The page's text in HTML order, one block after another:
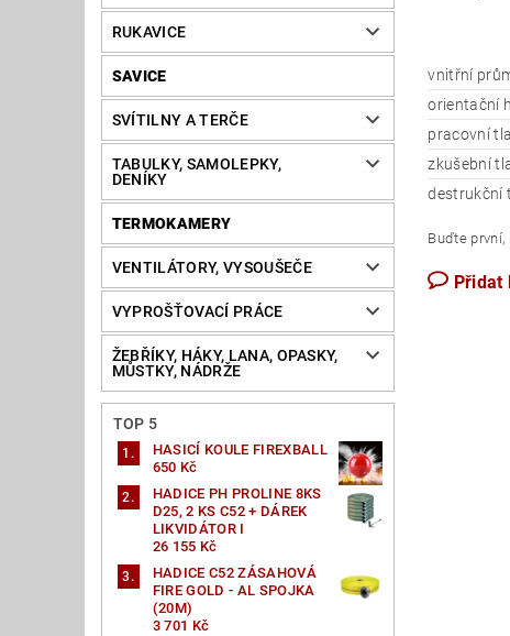
RUKAVICE
SAVICE
SVÍTILNY A TERČE
TABULKY, SAMOLEPKY,
DENÍKY
TERMOKAMERY
VENTILÁTORY, VYSOUŠEČE
VYPROŠŤOVACÍ PRÁCE
ŽEBŘÍKY, HÁKY, LANA, OPASKY,
MŮSTKY, NÁDRŽE
TOP 5
HASICÍ KOULE FIREXBALL
650 Kč
HADICE PH PROLINE 8KS
D25, 2 KS C52 + DÁREK
LIKVIDÁTOR I
26 155 Kč
HADICE C52 ZÁSAHOVÁ
FIRE GOLD - AL SPOJKA
(20M)
3 701 Kč
vnitřní
orientační
pracovní
zkušební
destrukční
Buďte první,
Přidat